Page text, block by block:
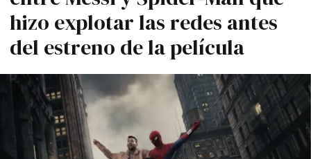
hizo explotar las redes antes
del estreno de la película